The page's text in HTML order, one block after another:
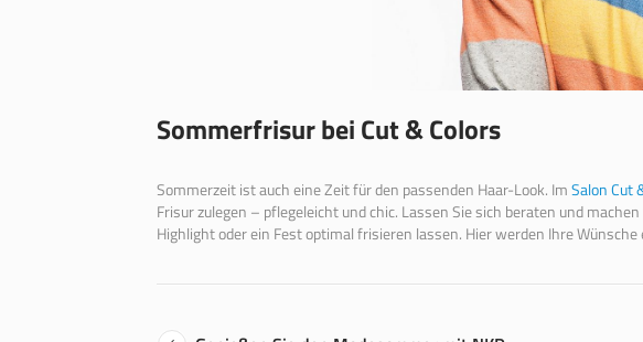
Sommerfrisur bei Cut & Colors
Sommerzeit ist auch eine Zeit für den passenden Haar-Look. ImSalon Cut
Frisur zulegen – pflegeleicht und chic. Lassen Sie sich beraten und
Highlight oder ein Fest optimal frisieren lassen. Hier werden Ihre Wünsche